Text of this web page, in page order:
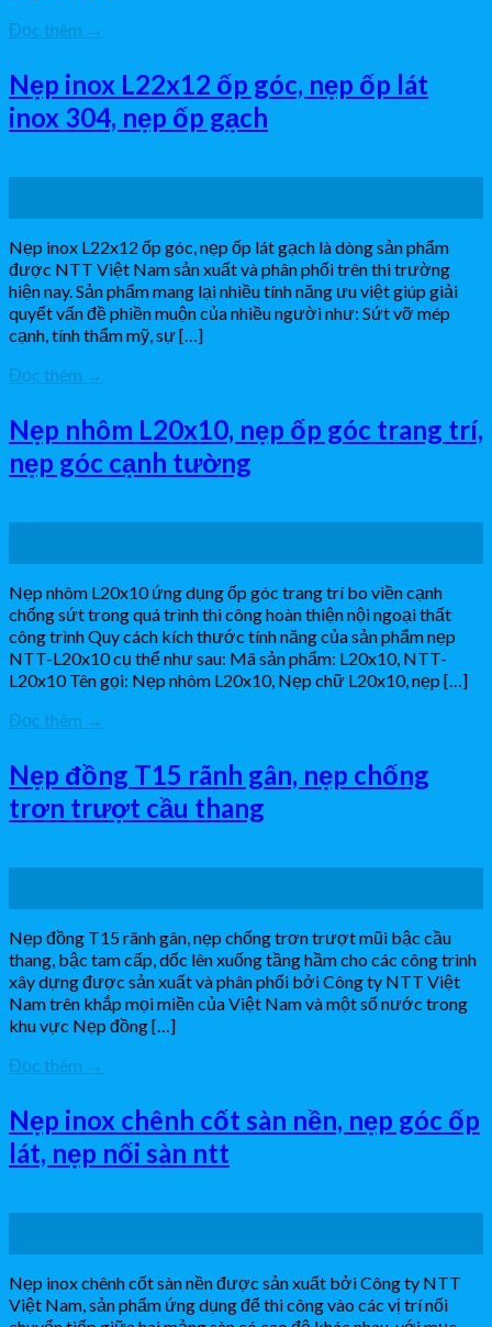
Đọc thêm →
Nẹp inox L22x12 ốp góc, nẹp ốp lát
inox 304, nẹp ốp gạch
Nẹp inox L22x12 ốp góc, nẹp ốp lát gạch là dòng sản phẩm
được NTT Việt Nam sản xuất và phân phối trên thi trường
hiện nay. Sản phẩm mang lại nhiều tính năng ưu việt giúp giải
quyết vấn đề phiền muộn của nhiều người như: Sứt vỡ mép
cạnh, tính thẩm mỹ, sự […]
Đọc thêm →
Nẹp nhôm L20x10, nẹp ốp góc trang trí,
nẹp góc cạnh tường
Nẹp nhôm L20x10 ứng dụng ốp góc trang trí bo viền cạnh
chống sứt trong quá trình thi công hoàn thiện nội ngoại thất
công trình Quy cách kích thước tính năng của sản phẩm nẹp
NTT-L20x10 cụ thể như sau: Mã sản phẩm: L20x10, NTT-
L20x10 Tên gọi: Nẹp nhôm L20x10, Nẹp chữ L20x10, nẹp […]
Đọc thêm →
Nẹp đồng T15 rãnh gân, nẹp chống
trơn trượt cầu thang
Nẹp đồng T15 rãnh gân, nẹp chống trơn trượt mũi bậc cầu
thang, bậc tam cấp, dốc lên xuống tầng hầm cho các công trình
xây dựng được sản xuất và phân phối bởi Công ty NTT Việt
Nam trên khắp mọi miền của Việt Nam và một số nước trong
khu vực Nẹp đồng […]
Đọc thêm →
Nẹp inox chênh cốt sàn nền, nẹp góc ốp
lát, nẹp nối sàn ntt
Nẹp inox chênh cốt sàn nền được sản xuất bởi Công ty NTT
Việt Nam, sản phẩm ứng dụng để thi công vào các vị trí nối